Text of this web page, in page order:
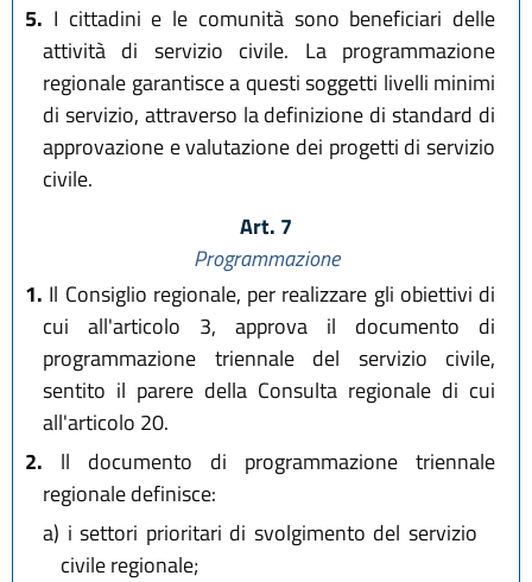
5. I cittadini e le comunità sono beneficiari delle
attività di servizio civile. La programmazione
regionale garantisce a questi soggetti livelli minimi
di servizio, attraverso la definizione di standard di
approvazione e valutazione dei progetti di servizio
civile.
Art. 7
Programmazione
1. Il Consiglio regionale, per realizzare gli obiettivi di
cui all'articolo 3, approva il documento di
programmazione triennale del servizio civile,
sentito il parere della Consulta regionale di cui
all'articolo 20.
2. ll documento di programmazione triennale
regionale definisce:
a) i settori prioritari di svolgimento del servizio
civile regionale;